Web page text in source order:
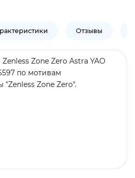
Отзывы
Zone Zero Astra YAO
по мотивам
Zone Zero".
лицензированный